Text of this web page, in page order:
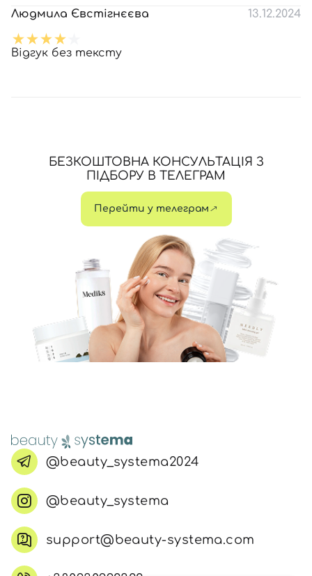
Людмила Євстігнєєва 13.12.2024
Відгук без тексту
БЕЗКОШТОВНА КОНСУЛЬТАЦІЯ З
ПІДБОРУ В ТЕЛЕГРАМ
Перейти у телеграм
@beauty_systema2024
@beauty_systema
support@beauty-systema.com